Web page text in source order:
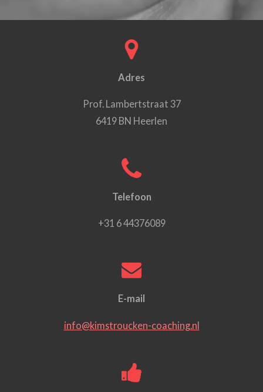
Adres
Prof. Lambertstraat 37
6419 BN Heerlen
Telefoon
+31 6 44376089
E-mail
info@kimstroucken-coaching.nl